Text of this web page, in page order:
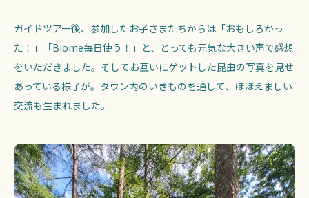
ガイドツアー後、参加したお子さまたちからは「おもしろかっ
た！」「Biome毎日使う！」と、とっても元気な大きい声で感想
をいただきました。そしてお互いにゲットした昆虫の写真を見せ
あっている様子が。タウン内のいきものを通して、ほほえましい
交流も生まれました。